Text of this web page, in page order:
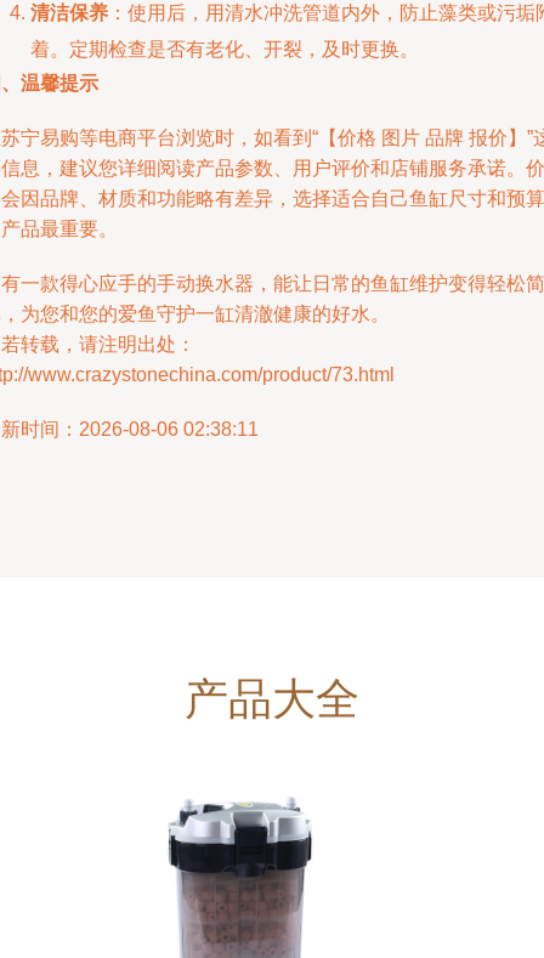
清洁保养 ：使用后，用清水冲洗管道内外，防止藻类或污垢
着。定期检查是否有老化、开裂，及时更换。
温馨提示
宁易购等电商平台浏览时，如看到“【价格 图片 品牌 报价】”
息，建议您详细阅读产品参数、用户评价和店铺服务承诺。价
因品牌、材质和功能略有差异，选择适合自己鱼缸尺寸和预算
品最重要。
一款得心应手的手动换水器，能让日常的鱼缸维护变得轻松简
为您和您的爱鱼守护一缸清澈健康的好水。
转载，请注明出处：
www.crazystonechina.com/product/73.html
时间：2026-08-06 02:38:11
产品大全